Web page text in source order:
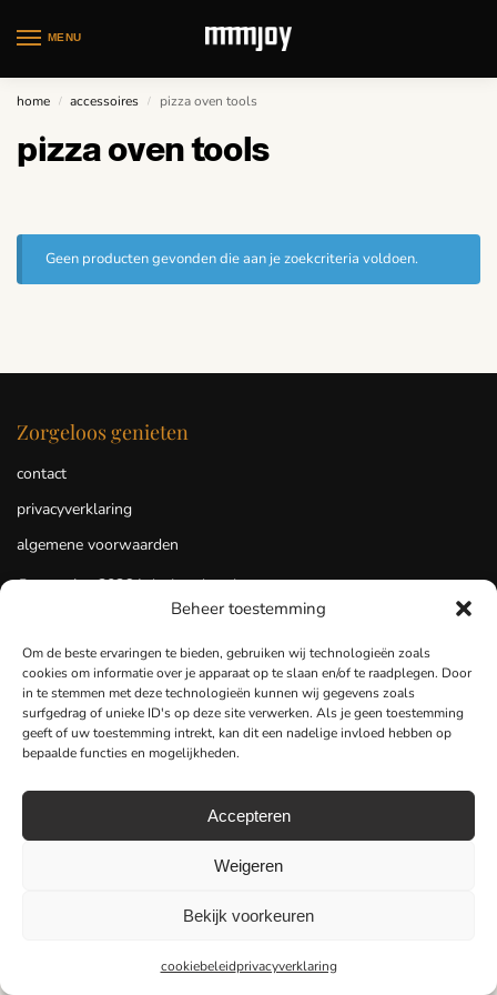
Beheer toestemming
Om de beste ervaringen te bieden, gebruiken wij technologieën zoals
cookies om informatie over je apparaat op te slaan en/of te raadplegen. Door
in te stemmen met deze technologieën kunnen wij gegevens zoals
surfgedrag of unieke ID's op deze site verwerken. Als je geen toestemming
geeft of uw toestemming intrekt, kan dit een nadelige invloed hebben op
bepaalde functies en mogelijkheden.
Accepteren
Weigeren
Bekijk voorkeuren
cookiebeleidprivacyverklaring
MENU
home / accessoires / pizza oven tools
pizza oven tools
Geen producten gevonden die aan je zoekcriteria voldoen.
Zorgeloos genieten
contact
privacyverklaring
algemene voorwaarden
© mmmjoy 2026 |design door katama